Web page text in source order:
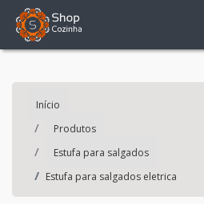
Início
Produtos
Estufa para salgados
Estufa para salgados eletrica